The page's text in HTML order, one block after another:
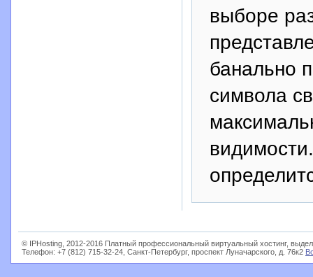
выборе
банально
символа
© IPHosting, 2012-2016 Платный профессиональный виртуальный хостинг,
Телефон: +7 (812) 715-32-24, Санкт-Петербург, проспект Луначарского, д. 76к2